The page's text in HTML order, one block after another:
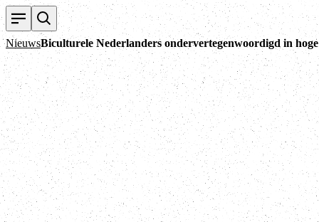
NieuwsBiculturele Nederlanders ondervertegenwoordigd in